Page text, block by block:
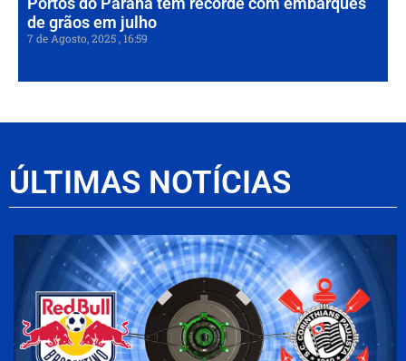
de grãos em julho
7 de Agosto, 2025 16:59
ÚLTIMAS NOTÍCIAS